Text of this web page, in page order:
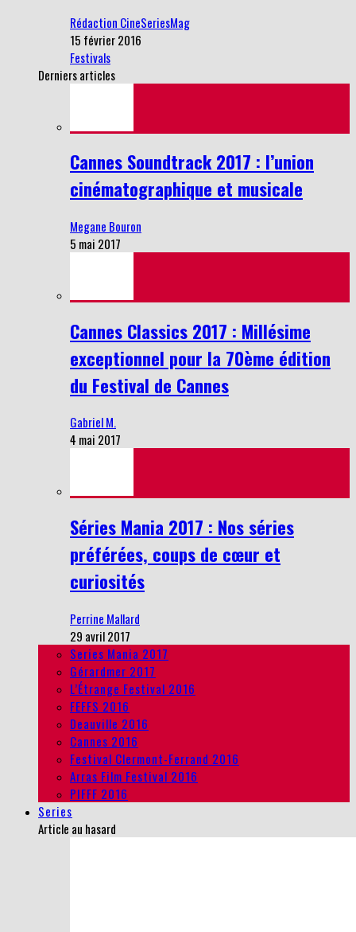
Rédaction CineSeriesMag
15 février 2016
Festivals
Derniers articles
Cannes Soundtrack 2017 : l’union
cinématographique et musicale
Megane Bouron
5 mai 2017
Cannes Classics 2017 : Millésime
exceptionnel pour la 70ème édition
du Festival de Cannes
Gabriel M.
4 mai 2017
Séries Mania 2017 : Nos séries
préférées, coups de cœur et
curiosités
Perrine Mallard
29 avril 2017
Series Mania 2017
Gérardmer 2017
L’Étrange Festival 2016
FEFFS 2016
Deauville 2016
Cannes 2016
Festival Clermont-Ferrand 2016
Arras Film Festival 2016
PIFFF 2016
Series
Article au hasard